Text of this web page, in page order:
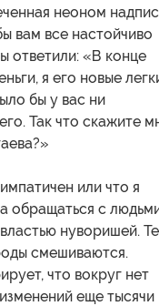
неоном
вам все настойчиво
ответили: «В конце
я его новые
бы у вас ни
Так что скажите
или что я
обращаться с
нуворишей.
смешиваются.
что вокруг нет
еще тысячи